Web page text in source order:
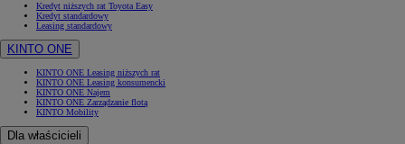
Kredyt niższych rat Toyota Easy
Kredyt standardowy
Leasing standardowy
KINTO ONE
KINTO ONE Leasing niższych rat
KINTO ONE Leasing konsumencki
KINTO ONE Najem
KINTO ONE Zarządzanie flotą
KINTO Mobility
Dla właścicieli